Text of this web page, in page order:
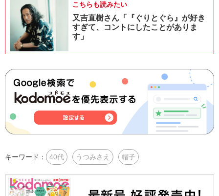
こちらも読みたい
又吉直樹さん「『ぐりとぐら』が好き
すぎて、コントにしたことがありま
す」
キーワード： 40代 うつみさえ 帽子